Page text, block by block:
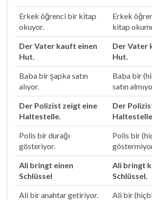
Erkek öğrenci bir kitap
okuyor.
Erkek
kitap
Der Vater kauft einen
Hut.
Der Vater
Hut.
Baba bir şapka satın
alıyor.
Baba bir
satın
Der Polizist zeigt eine
Haltestelle.
Der
Haltestelle
Polis bir durağı
gösteriyor.
Polis bir
Ali bringt einen
Schlüssel
Ali bringt
Schlüssel.
Ali bir anahtar getiriyor.
Ali bir